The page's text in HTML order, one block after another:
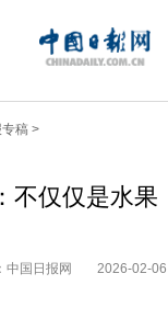
稿 >
不仅仅是水果
中国日报网 2026-02-